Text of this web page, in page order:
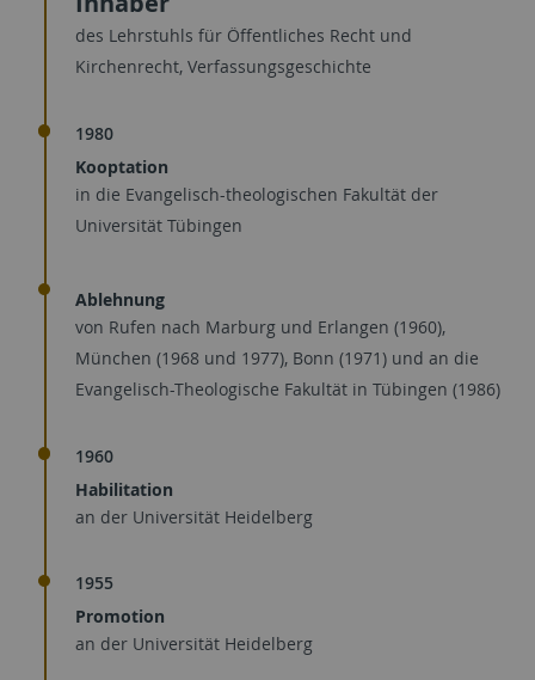
des Lehrstuhls für Öffentliches Recht und
Kirchenrecht, Verfassungsgeschichte
1980
Kooptation
in die Evangelisch-theologischen Fakultät der
Universität Tübingen
Ablehnung
von Rufen nach Marburg und Erlangen (1960),
München (1968 und 1977), Bonn (1971) und an die
Evangelisch-Theologische Fakultät in Tübingen (1986)
1960
Habilitation
an der Universität Heidelberg
1955
Promotion
an der Universität Heidelberg